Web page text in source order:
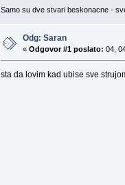
Samo su dve stvari beskonacne -
Odg: Saran
« Odgovor #1 poslato: 04,
sta da lovim kad ubise sve